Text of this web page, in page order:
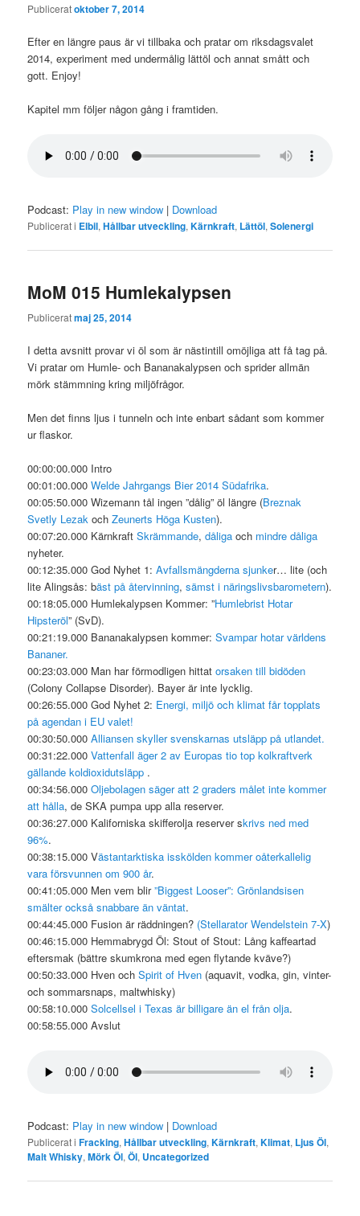
Publiceratoktober 7, 2014
Efter en längre paus är vi tillbaka och pratar om riksdagsvalet
2014, experiment med undermålig lättöl och annat smått och
gott. Enjoy!
Kapitel mm följer någon gång i framtiden.
Podcast: Play in new window | Download
Publicerat i Elbil,Hållbar utveckling,Kärnkraft, Lättöl,Solenergi
MoM 015 Humlekalypsen
Publiceratmaj 25, 2014
I detta avsnitt provar vi öl som är nästintill omöjliga att få tag på.
Vi pratar om Humle- och Bananakalypsen och sprider allmän
mörk stämmning kring miljöfrågor.
Men det finns ljus i tunneln och inte enbart sådant som kommer
ur flaskor.
00:00:00.000 Intro
00:01:00.000Welde Jahrgangs Bier 2014 Südafrika.
00:05:50.000 Wizemann tål ingen ”dålig” öl längre (Breznak
Svetly Lezak ochZeunerts Höga Kusten).
00:07:20.000 KärnkraftSkrämmande,dåliga och mindre dåliga
nyheter.
00:12:35.000 God Nyhet 1:Avfallsmängderna sjunker… lite (och
lite Alingsås: bäst på återvinning,sämst i näringslivsbarometern).
00:18:05.000 Humlekalypsen Kommer: ”Humlebrist Hotar
Hipsteröl” (SvD).
00:21:19.000 Bananakalypsen kommer:Svampar hotar världens
Bananer.
00:23:03.000 Man har förmodligen hittatorsaken till bidöden
(Colony Collapse Disorder). Bayer är inte lycklig.
00:26:55.000 God Nyhet 2: Energi, miljö och klimat får topplats
på agendan i EU valet!
00:30:50.000Alliansen skyller svenskarnas utsläpp på utlandet.
00:31:22.000Vattenfall äger 2 av Europas tio top kolkraftverk
gällande koldioxidutsläpp .
00:34:56.000Oljebolagen säger att 2 graders målet inte kommer
att hålla, de SKA pumpa upp alla reserver.
00:36:27.000 Kaliforniska skifferolja reserver skrivs ned med
96%.
00:38:15.000 Västantarktiska isskölden kommer oåterkallelig
vara försvunnen om 900 år.
00:41:05.000 Men vem blir”Biggest Looser”: Grönlandsisen
smälter också snabbare än väntat.
00:44:45.000 Fusion är räddningen? (Stellarator Wendelstein 7-X)
00:46:15.000 Hemmabrygd Öl: Stout of Stout: Lång kaffeartad
eftersmak (bättre skumkrona med egen flytande kväve?)
00:50:33.000 Hven ochSpirit of Hven (aquavit, vodka, gin, vinter-
och sommarsnaps, maltwhisky)
00:58:10.000Solcellsel i Texas är billigare än el från olja.
00:58:55.000 Avslut
Podcast: Play in new window | Download
Publicerat i Fracking,Hållbar utveckling,Kärnkraft,Klimat, Ljus Öl,
Malt Whisky,Mörk Öl,Öl, Uncategorized